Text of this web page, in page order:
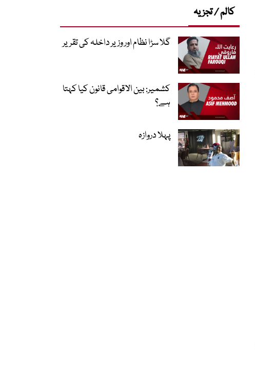
کالم / تجزیہ
گلا سڑا نظام اور وزیر داخلہ کی تقریر
کشمیر: بین الاقوامی قانون کیا کہتا
ہے؟
پہلا دروازہ